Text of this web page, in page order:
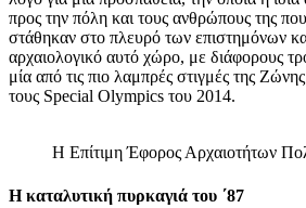
προς την πόλη και τους ανθρώπους της
στάθηκαν στο πλευρό των επιστημόνων
αρχαιολογικό αυτό χώρο, με διάφορους
μία από τις πιο λαμπρές στιγμές της
τους Special Olympics του 2014.
Η Επίτιμη Έφορος Αρχαιοτήτων
Η καταλυτική πυρκαγιά του ΄87